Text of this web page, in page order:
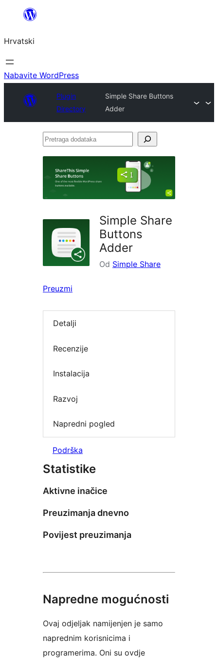
Skoči
sadržaja
Hrvatski
Nabavite WordPress
Plugin
Directory
Simple Share Buttons
Adder
Pretraga
Simple Share
Buttons
Adder
Od Simple Share
Preuzmi
Detalji
Recenzije
Instalacija
Razvoj
Napredni pogled
Podrška
Statistike
Aktivne inačice
Preuzimanja dnevno
Povijest preuzimanja
Napredne mogućnosti
Ovaj odjeljak namijenjen je samo
naprednim korisnicima i
programerima. Oni su ovdje